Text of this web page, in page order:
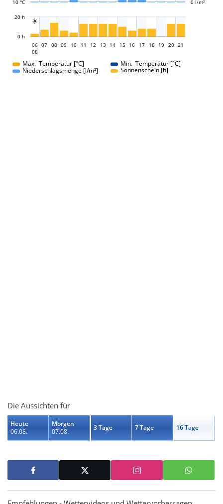
10 °C 0 l/m²

0 h
20 h
06
06
08
07 08 09 10 11 12 13 14 15 16 17 18 19 20 21
Max. Temperatur [°C]
Min. Temperatur [°C]
Niederschlagsmenge [l/m²]
Sonnenschein [h]
Die Aussichten für
Heute
06.08.
Morgen
07.08.
3 Tage 7 Tage 16 Tage